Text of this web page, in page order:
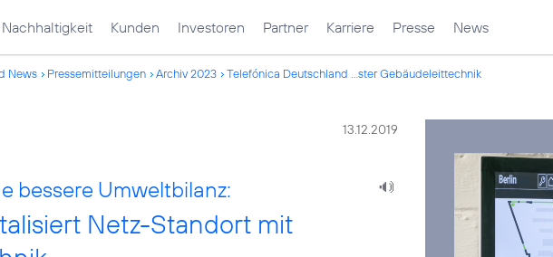
Nachhaltigkeit Kunden Investoren Partner Karriere Presse News
News Pressemitteilungen Archiv 2023 Telefónica Deutschland ...ster Gebäudeleittechnik
13.12.2019
bessere Umweltbilanz:
Netz-Standort mit